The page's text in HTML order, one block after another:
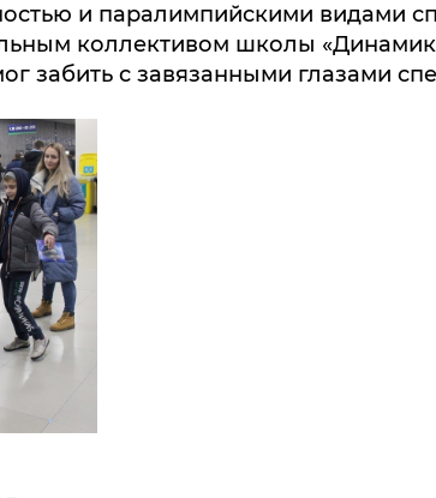
и паралимпийскими видами
коллективом школы
забить с завязанными глазами